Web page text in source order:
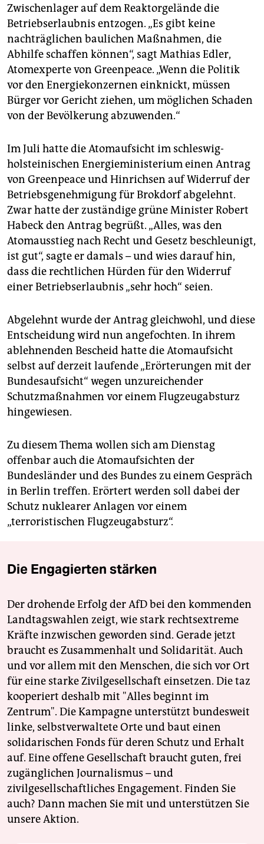
Zwischenlager auf dem Reaktorgelände die
Betriebserlaubnis entzogen. „Es gibt keine
nachträglichen baulichen Maßnahmen, die
Abhilfe schaffen können“, sagt Mathias Edler,
Atomexperte von Greenpeace. „Wenn die Politik
vor den Energiekonzernen einknickt, müssen
Bürger vor Gericht ziehen, um möglichen Schaden
von der Bevölkerung abzuwenden.“
Im Juli hatte die Atomaufsicht im schleswig-
holsteinischen Energieministerium einen Antrag
von Greenpeace und Hinrichsen auf Widerruf der
Betriebsgenehmigung für Brokdorf abgelehnt.
Zwar hatte der zuständige grüne Minister Robert
Habeck den Antrag begrüßt. „Alles, was den
Atomausstieg nach Recht und Gesetz beschleunigt,
ist gut“, sagte er damals – und wies darauf hin,
dass die rechtlichen Hürden für den Widerruf
einer Betriebserlaubnis „sehr hoch“ seien.
Abgelehnt wurde der Antrag gleichwohl, und diese
Entscheidung wird nun angefochten. In ihrem
ablehnenden Bescheid hatte die Atomaufsicht
selbst auf derzeit laufende „Erörterungen mit der
Bundesaufsicht“ wegen unzureichender
Schutzmaßnahmen vor einem Flugzeugabsturz
hingewiesen.
Zu diesem Thema wollen sich am Dienstag
offenbar auch die Atomaufsichten der
Bundesländer und des Bundes zu einem Gespräch
in Berlin treffen. Erörtert werden soll dabei der
Schutz nuklearer Anlagen vor einem
„terroristischen Flugzeugabsturz“.
Die Engagierten stärken
Der drohende Erfolg der AfD bei den kommenden
Landtagswahlen zeigt, wie stark rechtsextreme
Kräfte inzwischen geworden sind. Gerade jetzt
braucht es Zusammenhalt und Solidarität. Auch
und vor allem mit den Menschen, die sich vor Ort
für eine starke Zivilgesellschaft einsetzen. Die taz
kooperiert deshalb mit "Alles beginnt im
Zentrum". Die Kampagne unterstützt bundesweit
linke, selbstverwaltete Orte und baut einen
solidarischen Fonds für deren Schutz und Erhalt
auf. Eine offene Gesellschaft braucht guten, frei
zugänglichen Journalismus – und
zivilgesellschaftliches Engagement. Finden Sie
auch? Dann machen Sie mit und unterstützen Sie
unsere Aktion.